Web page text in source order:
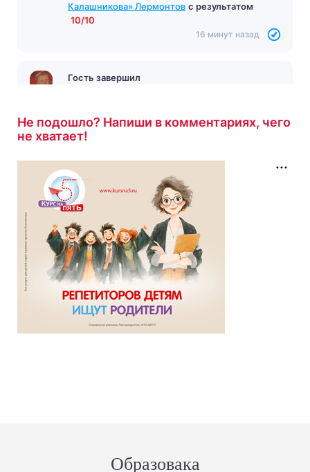
16 минут назад
Калашникова» Лермонтов
Не подошло? Напиши в комментариях, чего
не хватает!
Образовака